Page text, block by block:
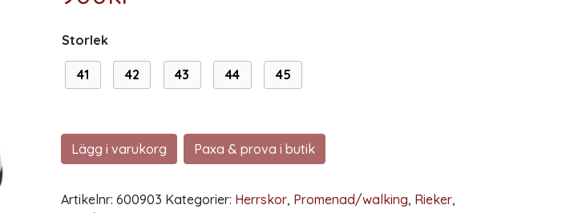
Storlek
41 42 43 44 45
Lägg i varukorg Paxa & prova i butik
Artikelnr:600903 Kategorier: Herrskor, Promenad/walking, Rieker,